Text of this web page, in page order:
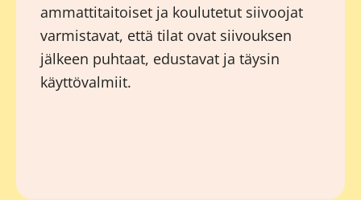
ammattitaitoiset ja koulutetut siivoojat
varmistavat, että tilat ovat siivouksen
jälkeen puhtaat, edustavat ja täysin
käyttövalmiit.